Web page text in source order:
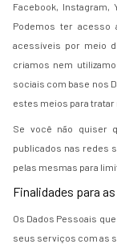
Facebook, Instagram,
Podemos ter acesso
acessíveis por meio
criamos nem
sociais com base nos
estes meios para tratar
Se você não quiser
publicados nas redes
pelas mesmas para
Finalidades para
Os Dados Pessoais
seus serviços com as